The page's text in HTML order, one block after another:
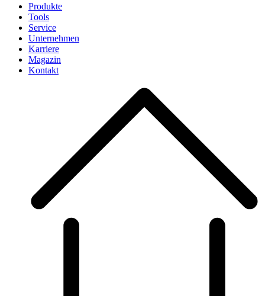
Produkte
Tools
Service
Unternehmen
Karriere
Magazin
Kontakt